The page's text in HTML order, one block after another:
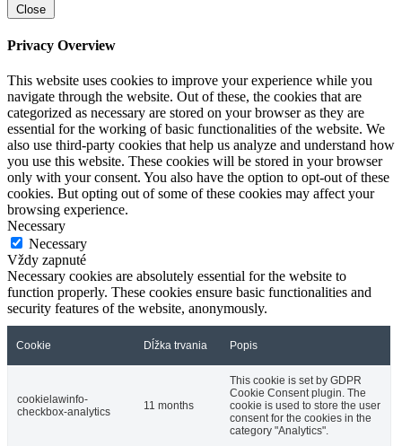
Close
Privacy Overview
This website uses cookies to improve your experience while you
navigate through the website. Out of these, the cookies that are
categorized as necessary are stored on your browser as they are
essential for the working of basic functionalities of the website. We
also use third-party cookies that help us analyze and understand how
you use this website. These cookies will be stored in your browser
only with your consent. You also have the option to opt-out of these
cookies. But opting out of some of these cookies may affect your
browsing experience.
Necessary
Necessary
Vždy zapnuté
Necessary cookies are absolutely essential for the website to
function properly. These cookies ensure basic functionalities and
security features of the website, anonymously.
Cookie Dĺžka trvania Popis
cookielawinfo-
checkbox-analytics
11 months
This cookie is set by GDPR
Cookie Consent plugin. The
cookie is used to store the user
consent for the cookies in the
category "Analytics".